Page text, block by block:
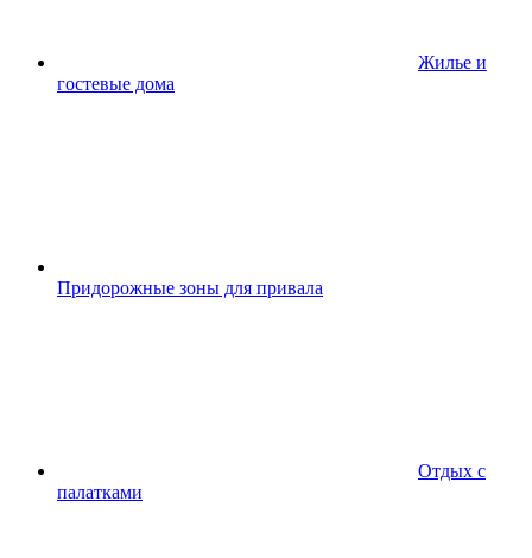
Жилье и
гостевые дома
Придорожные зоны для привала
Отдых с
палатками